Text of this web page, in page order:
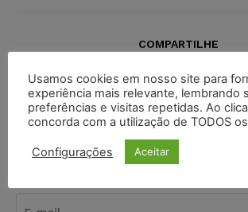
COMPARTILHE
Usamos cookies em nosso site para
experiência mais relevante, lembrando
preferências e visitas repetidas. Ao
concorda com a utilização de TODOS
Configurações Aceitar